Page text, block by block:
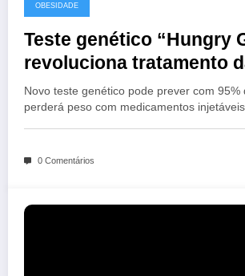
OBESIDADE
Teste genético “Hungry
revoluciona tratamento
obesidade
Novo teste genético pode prever com 95%
perderá peso com medicamentos
0 Comentários